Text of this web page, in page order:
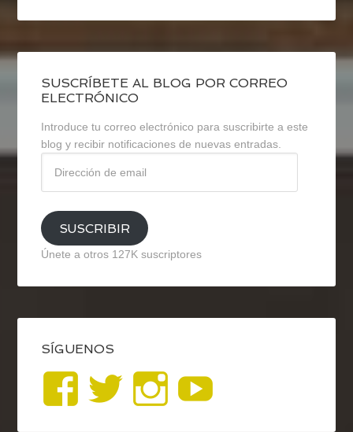
SUSCRÍBETE AL BLOG POR CORREO
ELECTRÓNICO
Introduce tu correo electrónico para suscribirte a este
blog y recibir notificaciones de nuevas entradas.
email
SUSCRIBIR
Únete a otros 127K suscriptores
SÍGUENOS
VerVerVer